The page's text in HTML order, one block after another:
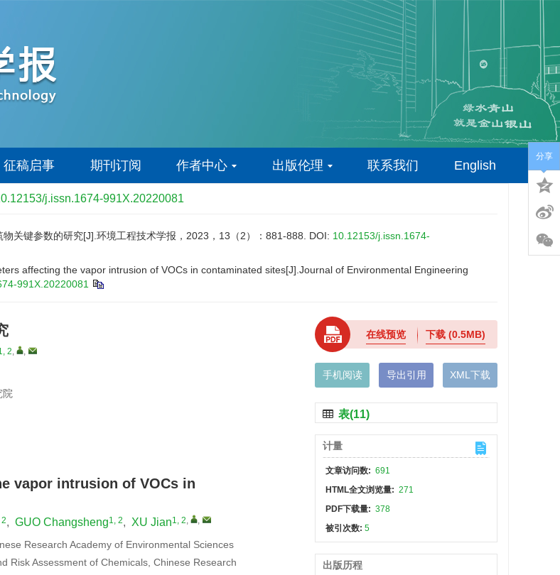
征稿启事 期刊订阅 作者中心 出版伦理 联系我们 English
j.issn.1674-991X.20220081
关键参数的研究[J].环境工程技术学报，2023，13（2）：881-888. DOI: 10.12153/j.issn.1674-
affecting the vapor intrusion of VOCs in contaminated sites[J].Journal of Environmental Engineering
991X.20220081
2, ,
院
vapor intrusion of VOCs in
2, GUO Changsheng1, 2, XU Jian1, 2, ,
Research Academy of Environmental Sciences
Risk Assessment of Chemicals, Chinese Research
在线预览 下载(0.5MB)
手机阅读 导出引用 XML下载
表(11)
计量
文章访问数: 691
HTML全文浏览量: 271
PDF下载量: 378
被引次数:5
出版历程
分享